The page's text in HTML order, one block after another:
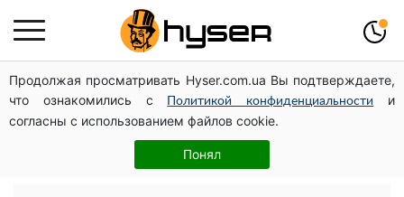
Продолжая просматривать Hyser.com.ua Вы подтверждаете,
что ознакомились с
Политикой конфиденциальности
и
согласны с использованием файлов cookie.
Понял
Олена Тополя злив відео – це далеко не все: фронтмен
"Антитіла" Тарас Тополя став наступним
Такої закуски завжди виявляється мало: рецепт
помідорів по-корейськи із солодким перцем та
морквою на зиму